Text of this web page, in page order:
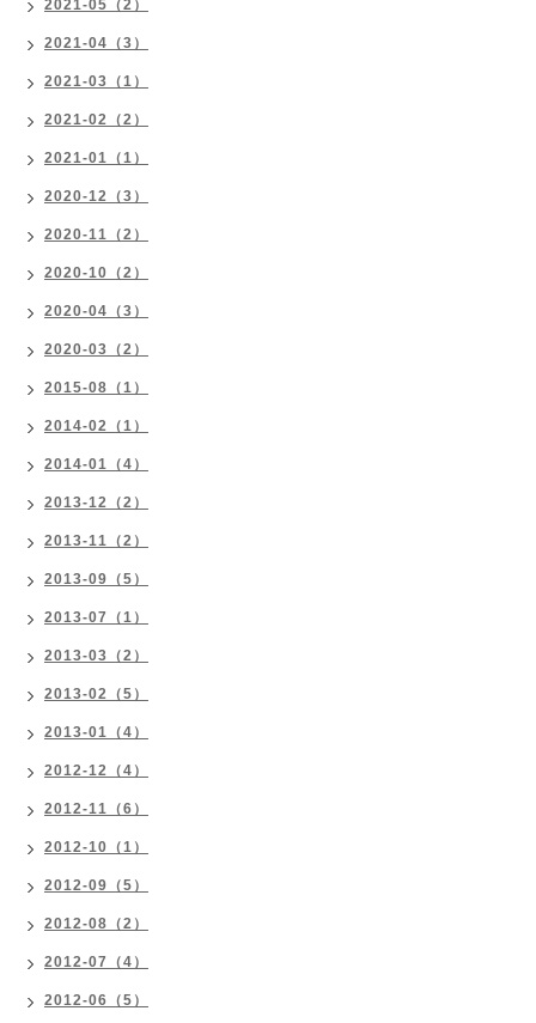
2021-05（2）
2021-04（3）
2021-03（1）
2021-02（2）
2021-01（1）
2020-12（3）
2020-11（2）
2020-10（2）
2020-04（3）
2020-03（2）
2015-08（1）
2014-02（1）
2014-01（4）
2013-12（2）
2013-11（2）
2013-09（5）
2013-07（1）
2013-03（2）
2013-02（5）
2013-01（4）
2012-12（4）
2012-11（6）
2012-10（1）
2012-09（5）
2012-08（2）
2012-07（4）
2012-06（5）